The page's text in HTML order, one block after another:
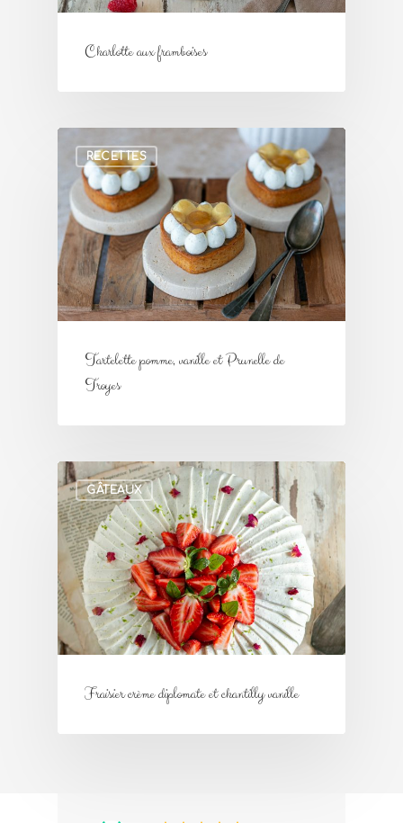
Charlotte aux framboises
RECETTES
Tartelette pomme, vanille et Prunelle de
Troyes
GÂTEAUX
Fraisier crème diplomate et chantilly vanille